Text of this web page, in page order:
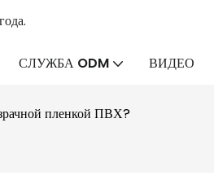
СЛУЖБА ODM ВИДЕО
пленкой ПВХ?